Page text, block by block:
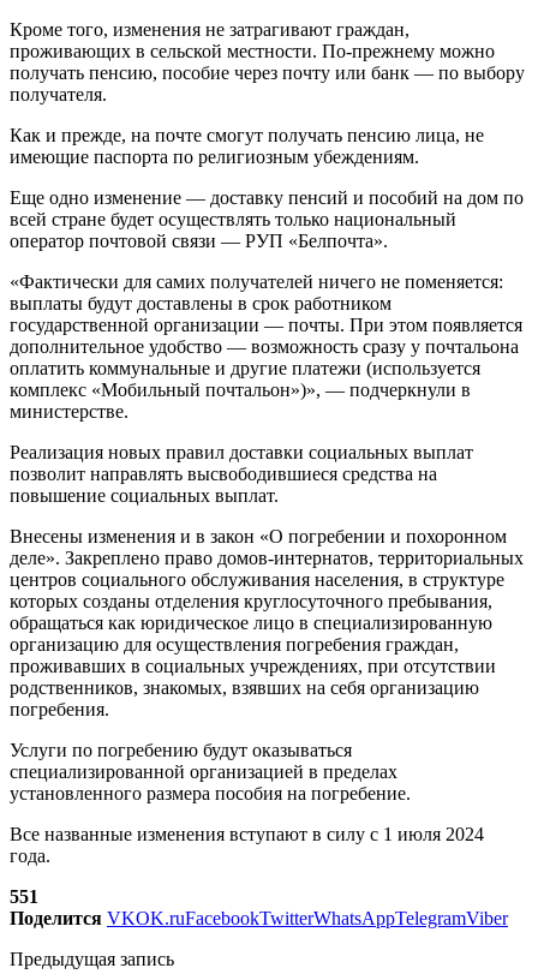
Кроме того, изменения не затрагивают граждан,
проживающих в сельской местности. По-прежнему можно
получать пенсию, пособие через почту или банк — по выбору
получателя.
Как и прежде, на почте смогут получать пенсию лица, не
имеющие паспорта по религиозным убеждениям.
Еще одно изменение — доставку пенсий и пособий на дом по
всей стране будет осуществлять только национальный
оператор почтовой связи — РУП «Белпочта».
«Фактически для самих получателей ничего не поменяется:
выплаты будут доставлены в срок работником
государственной организации — почты. При этом появляется
дополнительное удобство — возможность сразу у почтальона
оплатить коммунальные и другие платежи (используется
комплекс «Мобильный почтальон»)», — подчеркнули в
министерстве.
Реализация новых правил доставки социальных выплат
позволит направлять высвободившиеся средства на
повышение социальных выплат.
Внесены изменения и в закон «О погребении и похоронном
деле». Закреплено право домов-интернатов, территориальных
центров социального обслуживания населения, в структуре
которых созданы отделения круглосуточного пребывания,
обращаться как юридическое лицо в специализированную
организацию для осуществления погребения граждан,
проживавших в социальных учреждениях, при отсутствии
родственников, знакомых, взявших на себя организацию
погребения.
Услуги по погребению будут оказываться
специализированной организацией в пределах
установленного размера пособия на погребение.
Все названные изменения вступают в силу с 1 июля 2024
года.
551
Поделится VKOK.ruFacebookTwitterWhatsAppTelegramViber
Предыдущая запись